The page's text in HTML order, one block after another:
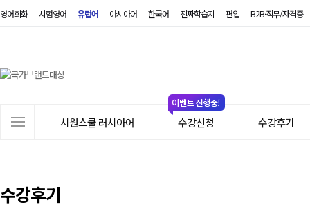
영어회화 시험영어 유럽어 아시아어 한국어 진짜학습지 편입 B2B·직무/자격증
시원스쿨 러시아어 수강신청 수강후기
수강후기